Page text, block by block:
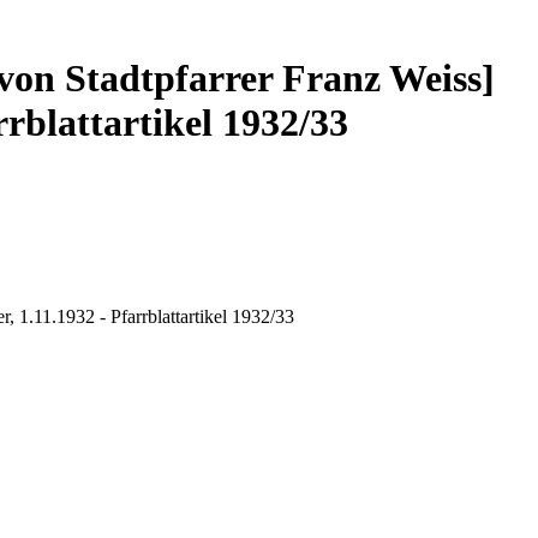
Stadtpfarrer Franz Weiss]
1932/33
1.11.1932 - Pfarrblattartikel 1932/33